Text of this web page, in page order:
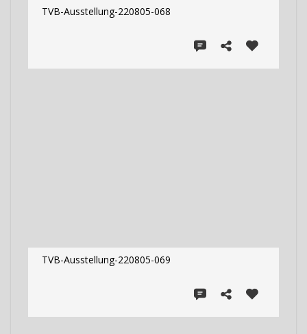
TVB-Ausstellung-220805-068
TVB-Ausstellung-220805-069